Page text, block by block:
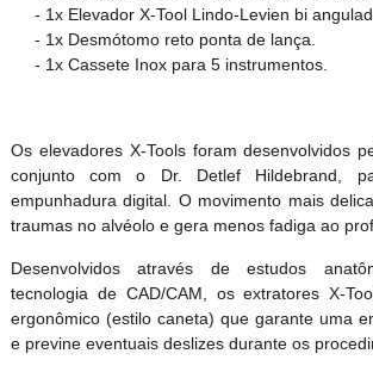
- 1x Elevador X-Tool Lindo-Levien bi
- 1x Desmótomo reto ponta de lança.
- 1x Cassete Inox para 5 instrumentos.
Os elevadores X-Tools foram desenvolvidos
conjunto com o Dr. Detlef Hildebrand,
empunhadura digital. O movimento mais
traumas no alvéolo e gera menos fadiga ao
Desenvolvidos através de estudos
tecnologia de CAD/CAM, os extratores X-
ergonômico (estilo caneta) que garante uma
e previne eventuais deslizes durante os